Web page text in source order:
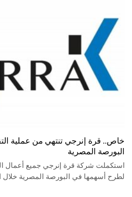
خاص.. قرة إنرجي تنتهي من عملية
البورصة المصرية
استكملت شركة قرة إنرجي جميع أعمال
لطرح أسهمها في البورصة المصرية خلال